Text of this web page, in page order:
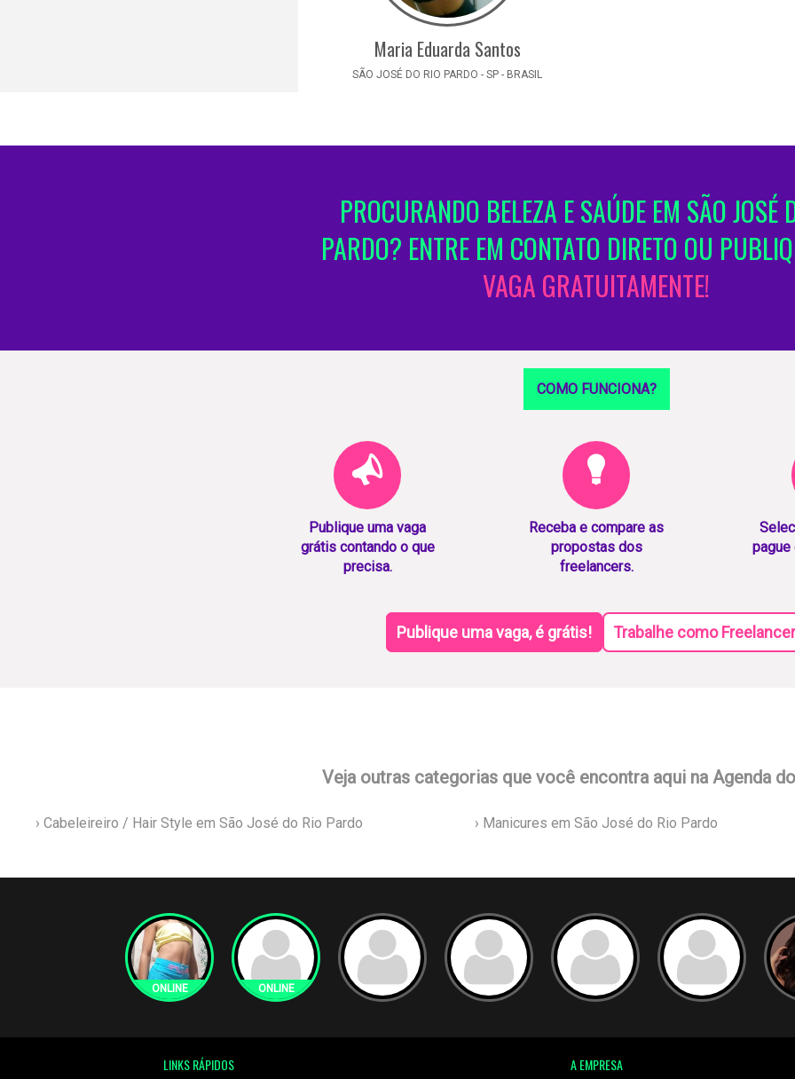
Maria Eduarda Santos
SÃO JOSÉ DO RIO PARDO - SP - BRASIL
PROCURANDO BELEZA E SAÚDE EM SÃO JOSÉ
PARDO? ENTRE EM CONTATO DIRETO OU
VAGA GRATUITAMENTE!
COMO FUNCIONA?
Publique uma vaga
grátis contando o que
precisa.
Receba e compare as
propostas dos
freelancers.
pague
Publique uma vaga, é grátis! Trabalhe como Freelancer
Veja outras categorias que você encontra aqui na Agenda
› Cabeleireiro / Hair Style em São José do Rio Pardo › Manicures em São José do Rio Pardo
LINKS RÁPIDOS A EMPRESA